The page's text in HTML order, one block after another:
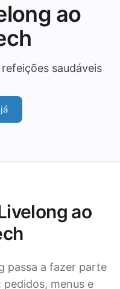
ao
saudáveis
ao
passa a fazer parte
pedidos, menus e